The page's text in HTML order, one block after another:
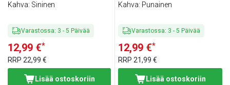
Kahva: Sininen
Varastossa: 3 - 5 Päivää
12,99 €*
RRP 22,99 €
Lisää ostoskoriin
Kahva: Punainen
Varastossa: 3 -5 Päivää
12,99 €*
RRP21,99 €
Lisää ostoskoriin